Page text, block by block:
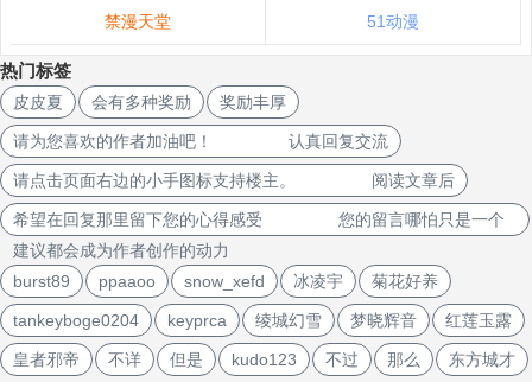
禁漫天堂 51动漫
热门标签
皮皮夏 会有多种奖励 奖励丰厚
请为您喜欢的作者加油吧！ 认真回复交流
请点击页面右边的小手图标支持楼主。 阅读文章后
希望在回复那里留下您的心得感受 您的留言哪怕只是一个
建议都会成为作者创作的动力
burst89
ppaaoo snow_xefd 冰凌宇 菊花好养
tankeyboge0204 keyprca 绫城幻雪 梦晓辉音 红莲玉露
皇者邪帝 不详 但是 kudo123 不过 那么 东方城才